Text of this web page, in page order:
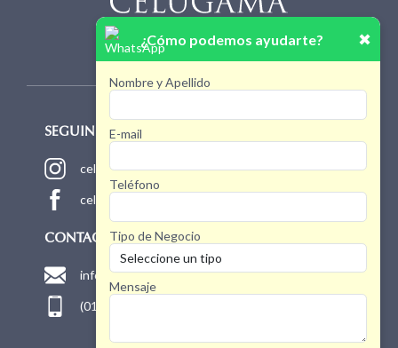
SEGUINOS!
celugamaoficial
celugamaoficial
CONTACTO
info@celugama.com.ar
(011) 4768 1775
¿Cómo podemos ayudarte? ✖
Nombre y Apellido
E-mail
Teléfono
Tipo de Negocio
Mensaje